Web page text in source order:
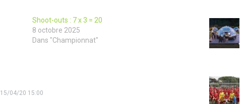
Shoot-outs : 7 x 3 = 20
8 octobre 2025
Dans "Championnat"
15/04/20 15:00